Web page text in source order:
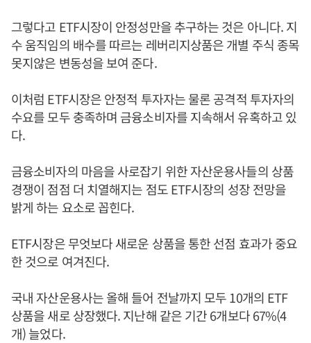
그렇다고 ETF시장이 안정성만을 추구하는 것은 아니다. 지
수 움직임의 배수를 따르는 레버리지상품은 개별 주식 종목
못지않은 변동성을 보여 준다.
이처럼 ETF시장은 안정적 투자자는 물론 공격적 투자자의
수요를 모두 충족하며 금융소비자를 지속해서 유혹하고 있
다.
금융소비자의 마음을 사로잡기 위한 자산운용사들의 상품
경쟁이 점점 더 치열해지는 점도 ETF시장의 성장 전망을
밝게 하는 요소로 꼽힌다.
ETF시장은 무엇보다 새로운 상품을 통한 선점 효과가 중요
한 것으로 여겨진다.
국내 자산운용사는 올해 들어 전날까지 모두 10개의 ETF
상품을 새로 상장했다. 지난해 같은 기간 6개보다 67%(4
개) 늘었다.